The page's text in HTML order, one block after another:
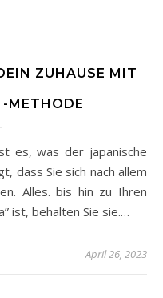
ZUHAUSE MIT
METHODE
es, was der japanische
dass Sie sich nach allem
Alles. bis hin zu Ihren
ist, behalten Sie sie.…
April 26, 2023